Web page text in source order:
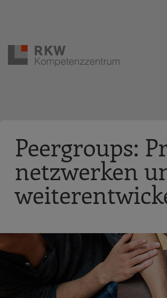
Peergroups:
netzwerken